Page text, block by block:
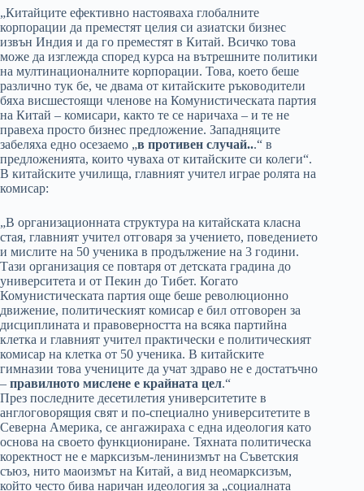
„Китайците ефективно настояваха глобалните
корпорации да преместят целия си азиатски бизнес
извън Индия и да го преместят в Китай. Всичко това
може да изглежда според курса на вътрешните политики
на мултинационалните корпорации. Това, което беше
различно тук бе, че двама от китайските ръководители
бяха висшестоящи членове на Комунистическата партия
на Китай – комисари, както те се наричаха – и те не
правеха просто бизнес предложение. Западняците
забеляха едно осезаемо „в противен случай...“ в
предложенията, които чуваха от китайските си колеги“.
В китайските училища, главният учител играе ролята на
комисар:
„В организационната структура на китайската класна
стая, главният учител отговаря за учението, поведението
и мислите на 50 ученика в продължение на 3 години.
Тази организация се повтаря от детската градина до
университета и от Пекин до Тибет. Когато
Комунистическата партия още беше революционно
движение, политическият комисар е бил отговорен за
дисциплината и правоверността на всяка партийна
клетка и главният учител практически е политическият
комисар на клетка от 50 ученика. В китайските
гимназии това учениците да учат здраво не е достатъчно
– правилното мислене е крайната цел.“
През последните десетилетия университетите в
англоговорящия свят и по-специално университетите в
Северна Америка, се ангажираха с една идеология като
основа на своето функциониране. Тяхната политическа
коректност не е марксизъм-ленинизмът на Съветския
съюз, нито маоизмът на Китай, а вид неомарксизъм,
който често бива наричан идеология за „социалната